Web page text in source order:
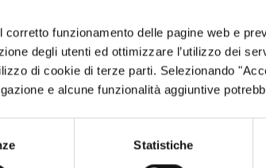
funzionamento delle pagine web e
degli utenti ed ottimizzare l’utilizzo dei
di cookie di terze parti. Selezionando
e alcune funzionalità aggiuntive
Statistiche
E SOGGETTI
e soggetti beneficiari